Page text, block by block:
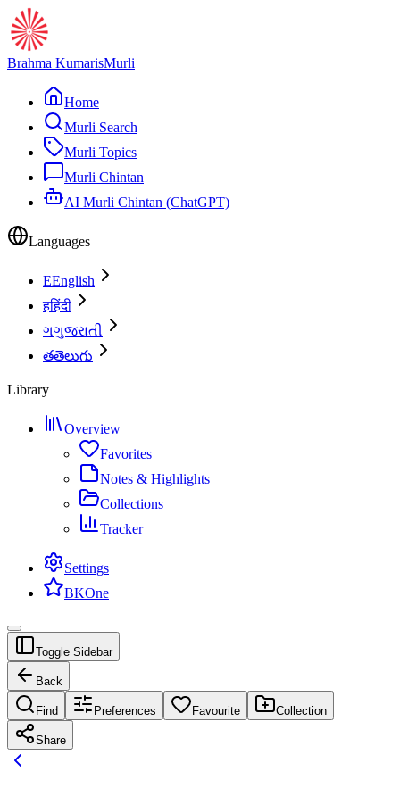
Brahma KumarisMurli
Home
Murli Search
Murli Topics
Murli Chintan
AI Murli Chintan (ChatGPT)
Languages
EEnglish
हहिंदी
ગગુજરાતી
తతెలుగు
Library
Overview
Favorites
Notes & Highlights
Collections
Tracker
Settings
BKOne
Toggle Sidebar
Back
Find Preferences Favourite Collection
Share